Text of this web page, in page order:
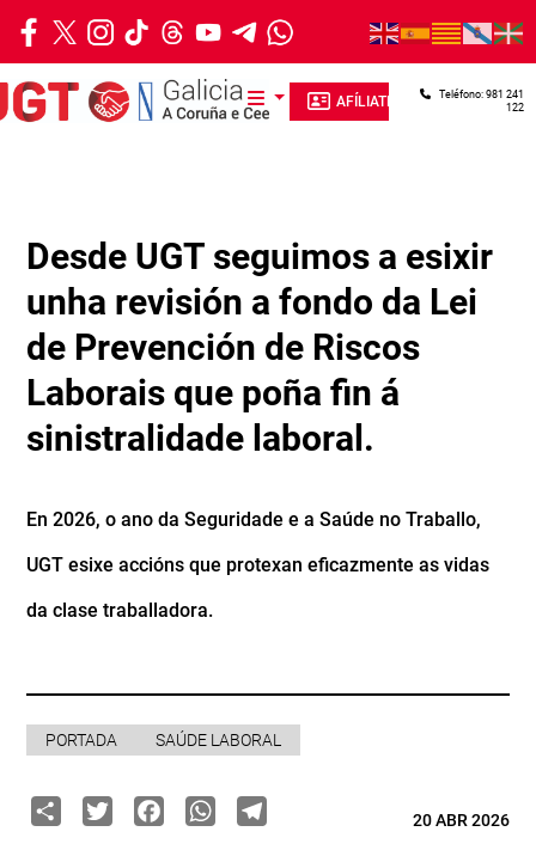
Ir o contido principal
AFÍLIATE
Teléfono: 981 241
122
Desde UGT seguimos a esixir
unha revisión a fondo da Lei
de Prevención de Riscos
Laborais que poña fin á
sinistralidade laboral.
En 2026, o ano da Seguridade e a Saúde no Traballo,
UGT esixe accións que protexan eficazmente as vidas
da clase traballadora.
PORTADA SAÚDE LABORAL
ShareTwitterFacebook
WhatsApp
Telegram20 ABR 2026